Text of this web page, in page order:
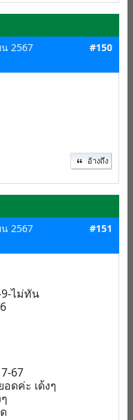
2567
#150
อ้างถึง
2567
#151
9-ไม่ทัน
67
ดค่ะ เด้งๆ